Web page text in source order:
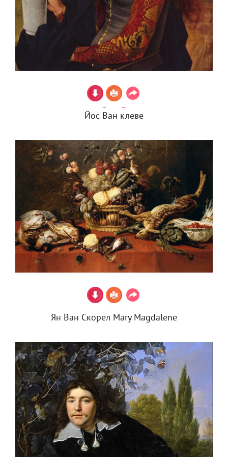
Йос Ван клеве
Ян Ван Скорел Mary Magdalene